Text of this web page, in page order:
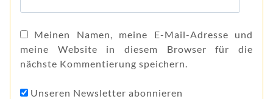
Meinen Namen, meine E-Mail-Adresse und
meine Website in diesem Browser für die
nächste Kommentierung speichern.
Unseren Newsletter abonnieren